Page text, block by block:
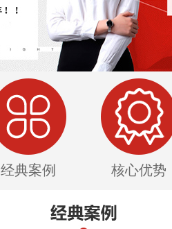
经典案例 核心优势